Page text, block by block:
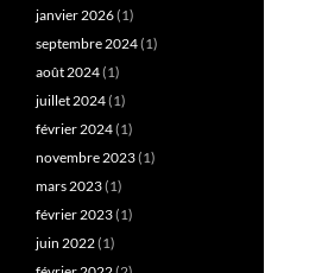
janvier 2026(1)
septembre 2024(1)
août 2024(1)
juillet 2024(1)
février 2024(1)
novembre 2023(1)
mars 2023(1)
février 2023(1)
juin 2022(1)